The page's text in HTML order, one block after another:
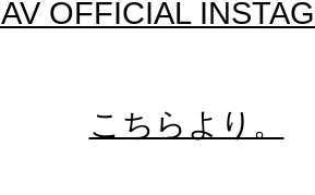
OFFICIAL
こちらより。